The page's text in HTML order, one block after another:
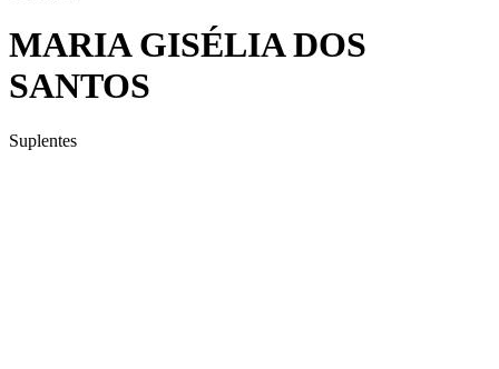
MARIA GISÉLIA DOS
SANTOS
Suplentes